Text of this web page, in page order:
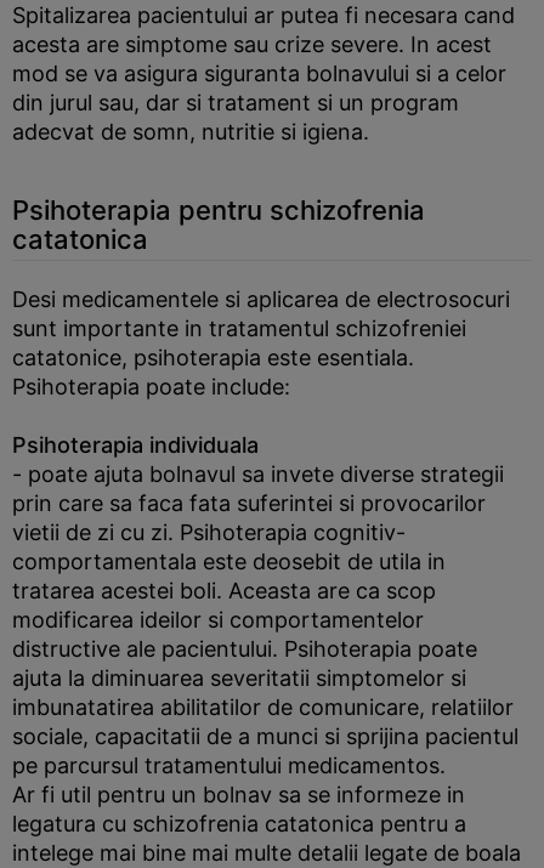
Spitalizarea pacientului ar putea fi necesara cand
acesta are simptome sau crize severe. In acest
mod se va asigura siguranta bolnavului si a celor
din jurul sau, dar si tratament si un program
adecvat de somn, nutritie si igiena.
Psihoterapia pentru schizofrenia
catatonica
Desi medicamentele si aplicarea de electrosocuri
sunt importante in tratamentul schizofreniei
catatonice, psihoterapia este esentiala.
Psihoterapia poate include:
Psihoterapia individuala
- poate ajuta bolnavul sa invete diverse strategii
prin care sa faca fata suferintei si provocarilor
vietii de zi cu zi. Psihoterapia cognitiv-
comportamentala este deosebit de utila in
tratarea acestei boli. Aceasta are ca scop
modificarea ideilor si comportamentelor
distructive ale pacientului. Psihoterapia poate
ajuta la diminuarea severitatii simptomelor si
imbunatatirea abilitatilor de comunicare, relatiilor
sociale, capacitatii de a munci si sprijina pacientul
pe parcursul tratamentului medicamentos.
Ar fi util pentru un bolnav sa se informeze in
legatura cu schizofrenia catatonica pentru a
intelege mai bine mai multe detalii legate de boala